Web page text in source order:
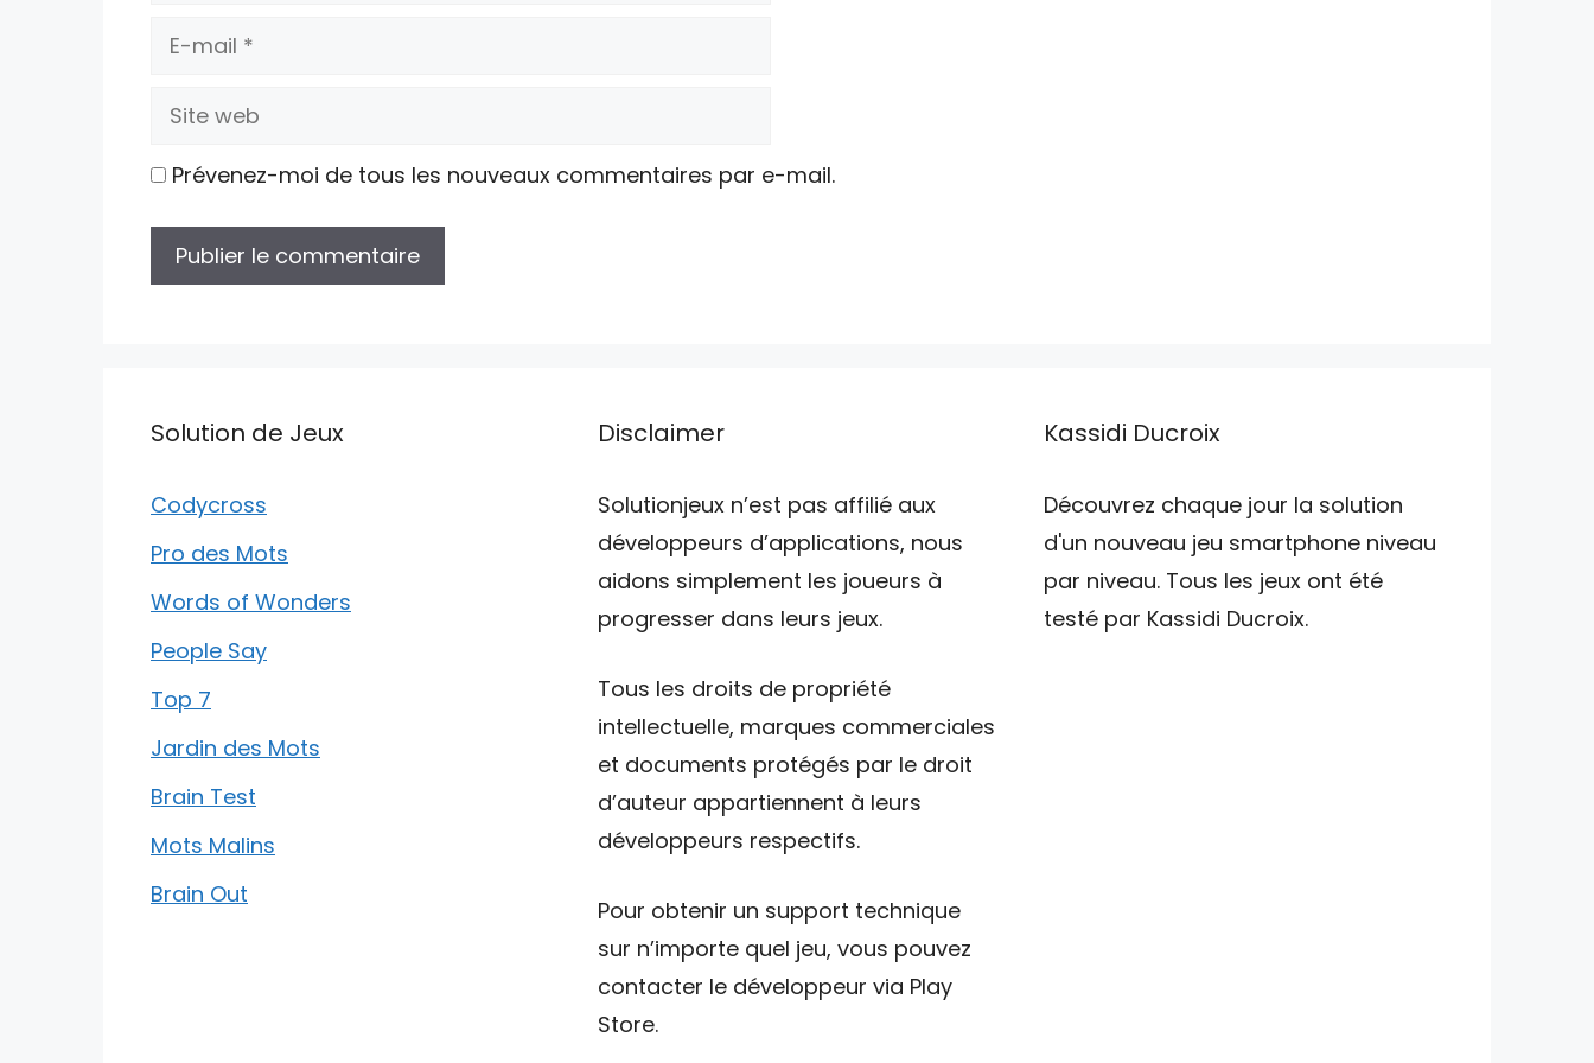
E-
Site
Prévenez-moi de tous les nouveaux commentaires par e-mail.
Solution de Jeux
Codycross
Pro des Mots
Words of Wonders
People Say
Top 7
Jardin des Mots
Brain Test
Mots Malins
Brain Out
Disclaimer
Solutionjeux n’est pas affilié aux
développeurs d’applications, nous
aidons simplement les joueurs à
progresser dans leurs jeux.
Tous les droits de propriété
intellectuelle, marques commerciales
et documents protégés par le droit
d’auteur appartiennent à leurs
développeurs respectifs.
Pour obtenir un support technique
sur n’importe quel jeu, vous pouvez
contacter le développeur via Play
Store.
Kassidi Ducroix
Découvrez chaque jour la solution
d'un nouveau jeu smartphone niveau
par niveau. Tous les jeux ont été
testé par Kassidi Ducroix.